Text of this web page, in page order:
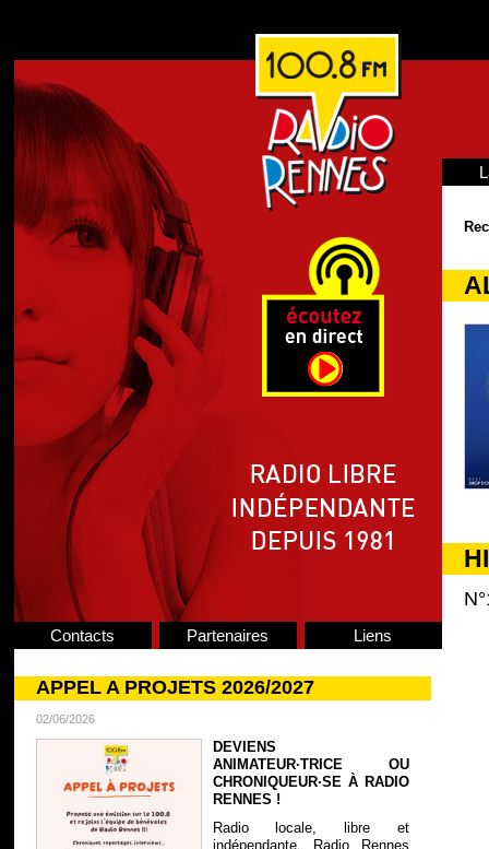
Contacts Partenaires Liens
APPEL A PROJETS 2026/2027
02/06/2026
DEVIENS
ANIMATEUR·TRICE OU
CHRONIQUEUR·SE À RADIO
RENNES !
Radio locale, libre et
indépendante, Radio Rennes